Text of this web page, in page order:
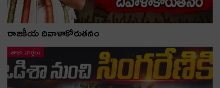
రాజకీయ దివాళాకోరుతనం
తాజా వార్తలు